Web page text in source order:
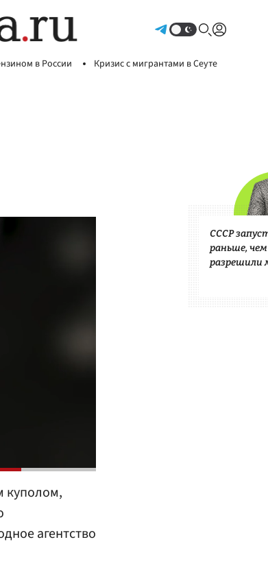
в России Кризис с мигрантами в Сеуте
куполом,
агентство
СССР
раньше,
разрешили